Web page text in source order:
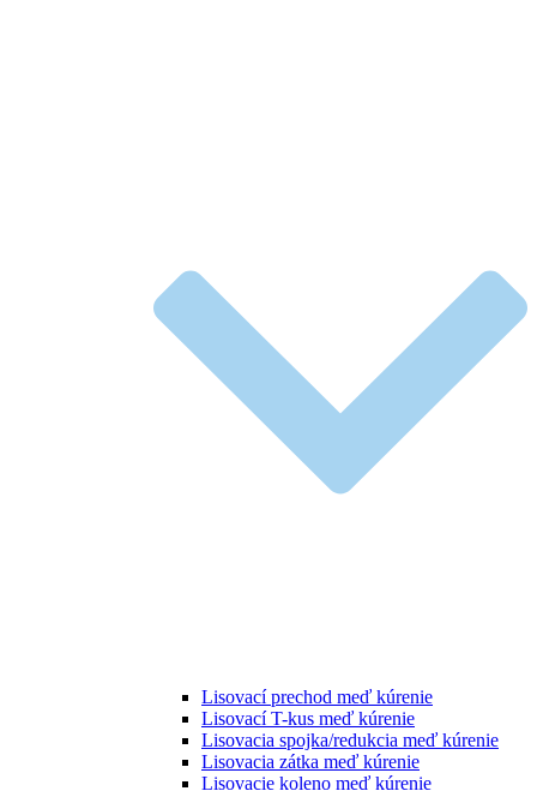
Lisovací prechod meď kúrenie
Lisovací T-kus meď kúrenie
Lisovacia spojka/redukcia meď kúrenie
Lisovacia zátka meď kúrenie
Lisovacie koleno meď kúrenie